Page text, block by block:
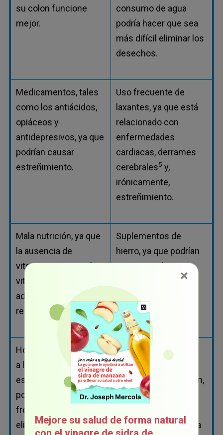
su colon funcione
mejor.
consumo de agua
podría hacer que sea
más difícil eliminar los
desechos.
Medicamentos, tales
como los antiácidos,
opiáceos y
antidepresivos, ya que
podrían causar
estreñimiento.
Uso frecuente de
laxantes, ya que está
relacionado con
enfermedades
cardiacas, derrames
cerebrales5 y,
irónicamente,
estreñimiento.
Mala nutrición, ya que
la ausencia de
vitaminas y minerales
vitales podría afectar
adversamente la
regularidad.
Suplementos de
hierro, ya que podrían
promover el
Hormonas, incluyendo
a la progesterona y el
estrógeno, que
podrían afectar la
frecuencia de
eliminación.
Problemas médicos,
tales como la
enfermedad de Crohn,
colitis o incluso la
cambiar la frecuencia
×
Mejore su salud de forma natural